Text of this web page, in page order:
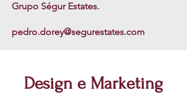
Grupo Ségur Estates.
pedro.dorey@segurestates.com
Design e Marketing